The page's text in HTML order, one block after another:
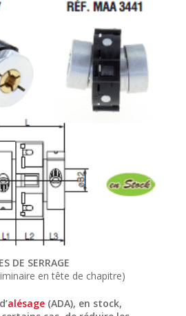
DE SERRAGE
en tête de chapitre)
alésage(ADA), en stock,